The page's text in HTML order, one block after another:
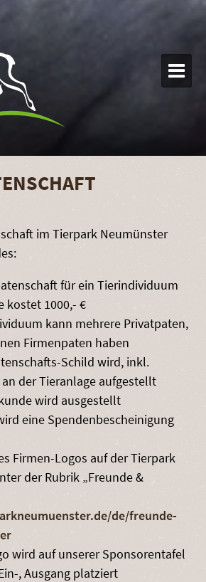

im Tierpark Neumünster
für ein Tierindividuum
kostet 1000,- €
kann mehrere Privatpaten,
Firmenpaten haben
Schild wird, inkl.
der Tieranlage aufgestellt
wird ausgestellt
eine Spendenbescheinigung
Firmen-Logos auf der Tierpark
der Rubrik „Freunde &
de/freunde-
wird auf unserer Sponsorentafel
, Ausgang platziert